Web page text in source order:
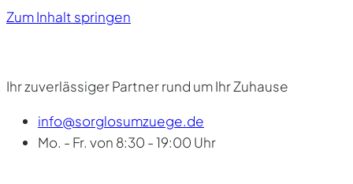
Zum Inhalt springen
Ihr zuverlässiger Partner rund um Ihr Zuhause
info@sorglosumzuege.de
Mo. - Fr. von 8:30 - 19:00 Uhr